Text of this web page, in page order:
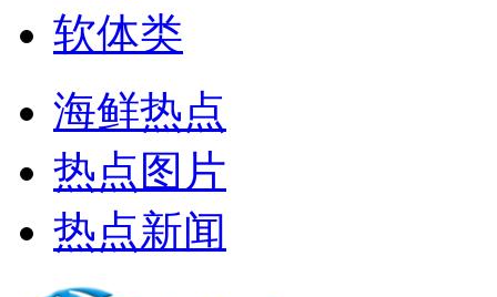
软体类
海鲜热点
热点图片
热点新闻